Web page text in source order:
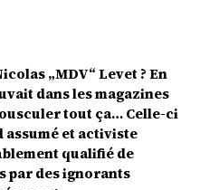
„MDV“ Levet ? En
dans les magazines
tout ça… Celle-ci
assumé et activiste
qualifié de
par des ignorants